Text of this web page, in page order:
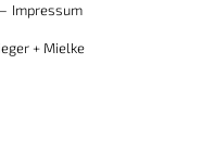
Impressum
+ Mielke